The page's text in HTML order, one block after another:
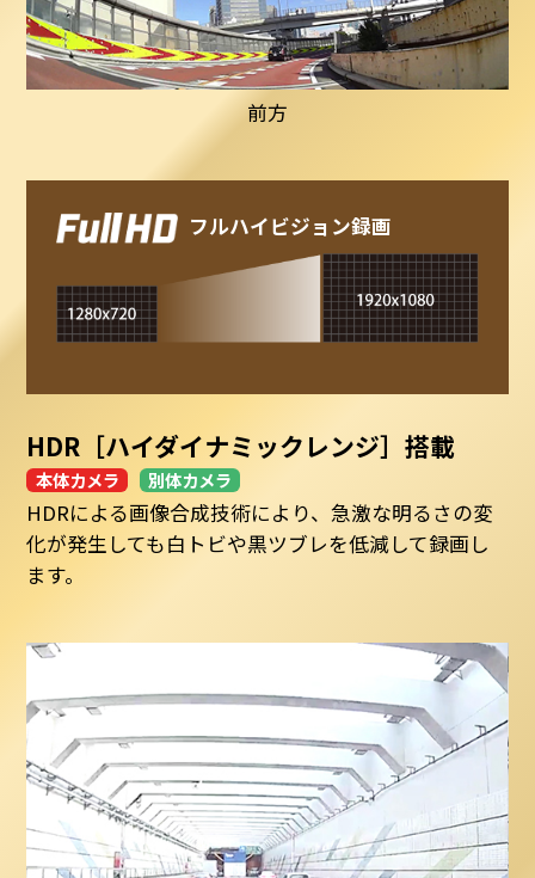
前方
フルハイビジョン録画
HDR［ハイダイナミックレンジ］搭載
本体カメラ 別体カメラ
HDRによる画像合成技術により、急激な明るさの変
化が発生しても白トビや黒ツブレを低減して録画し
ます。